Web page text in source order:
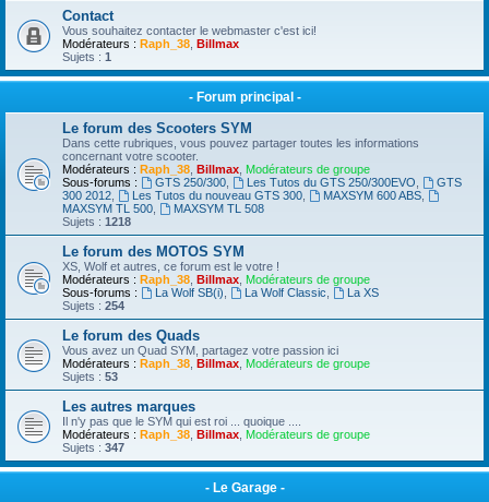
Contact
Vous souhaitez contacter le webmaster c'est ici!
Modérateurs : Raph_38 Billmax
Sujets : 1
- Forum principal -
Le forum des Scooters SYM
Dans cette rubriques, vous pouvez partager toutes les informations
concernant votre scooter.
Modérateurs : Raph_38 Billmax Modérateurs de groupe
Sous-forums :
GTS 250/300, Les Tutos du GTS 250/300EVO
GTS
300 2012
Les Tutos du nouveau GTS 300, MAXSYM 600 ABS,
MAXSYM TL 500
MAXSYM TL 508
Sujets : 1218
Le forum des MOTOS SYM
XS, Wolf et autres, ce forum est le votre !
Modérateurs : Raph_38 Billmax Modérateurs de groupe
Sous-forums :
La Wolf SB(i) La Wolf Classic
La XS
Sujets : 254
Le forum des Quads
Vous avez un Quad SYM, partagez votre passion ici
Modérateurs : Raph_38 Billmax Modérateurs de groupe
Sujets : 53
Les autres marques
Il n'y pas que le SYM qui est roi ... quoique ....
Modérateurs : Raph_38 Billmax Modérateurs de groupe
Sujets : 347
- Le Garage -